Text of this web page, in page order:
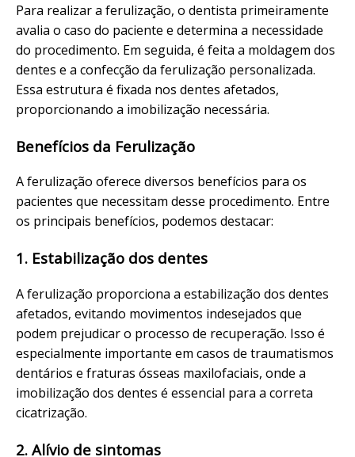
Para realizar a ferulização, o dentista primeiramente
avalia o caso do paciente e determina a necessidade
do procedimento. Em seguida, é feita a moldagem dos
dentes e a confecção da ferulização personalizada.
Essa estrutura é fixada nos dentes afetados,
proporcionando a imobilização necessária.
Benefícios da Ferulização
A ferulização oferece diversos benefícios para os
pacientes que necessitam desse procedimento. Entre
os principais benefícios, podemos destacar:
1. Estabilização dos dentes
A ferulização proporciona a estabilização dos dentes
afetados, evitando movimentos indesejados que
podem prejudicar o processo de recuperação. Isso é
especialmente importante em casos de traumatismos
dentários e fraturas ósseas maxilofaciais, onde a
imobilização dos dentes é essencial para a correta
cicatrização.
2. Alívio de sintomas